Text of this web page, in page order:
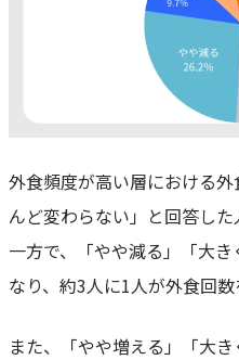
外食頻度が高い層における
んど変わらない」と回答した
一方で、「やや減る」「大
なり、約3人に1人が外食回
また、「やや増える」「大